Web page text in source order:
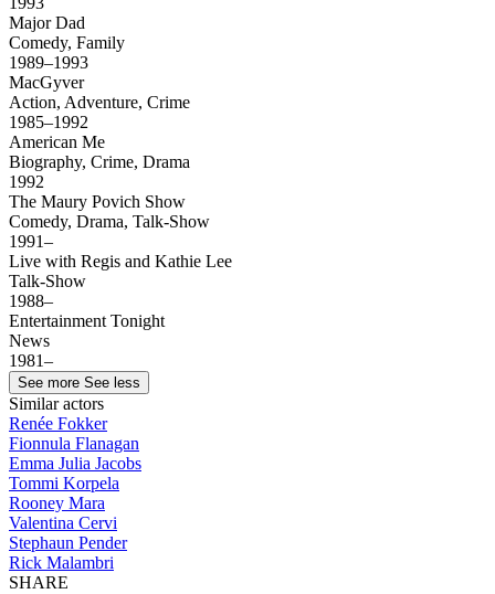
Major Dad
Comedy, Family
1989–1993
MacGyver
Action, Adventure, Crime
1985–1992
American Me
Biography, Crime, Drama
1992
The Maury Povich Show
Comedy, Drama, Talk-Show
1991–
Live with Regis and Kathie Lee
Talk-Show
1988–
Entertainment Tonight
News
1981–
See more See less
Similar actors
Renée Fokker
Fionnula Flanagan
Emma Julia Jacobs
Tommi Korpela
Rooney Mara
Valentina Cervi
Stephaun Pender
Rick Malambri
SHARE